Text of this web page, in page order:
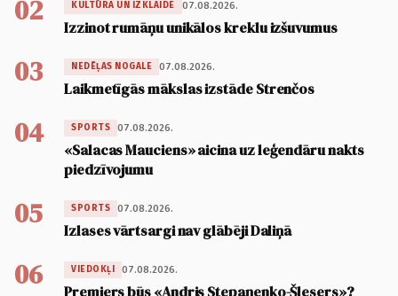
02 KULTŪRA UN IZKLAIDE 07.08.2026.
Izzinot rumāņu unikālos kreklu izšuvumus
03 NEDĒĻAS NOGALE 07.08.2026.
Laikmetīgās mākslas izstāde Strenčos
04 SPORTS 07.08.2026.
«Salacas Mauciens» aicina uz leģendāru nakts
piedzīvojumu
05 SPORTS 07.08.2026.
Izlases vārtsargi nav glābēji Daliņā
06 VIEDOKĻI 07.08.2026.
Premjers būs «Andris Stepaņenko-Šlesers»?